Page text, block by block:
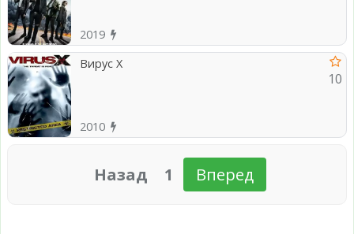
2019
Вирус Х
2010
10
Назад 1 Вперед